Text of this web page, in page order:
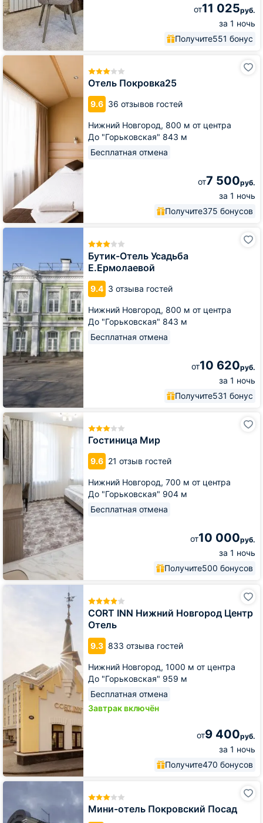
от11 025руб.
за 1 ночь
Получите551 бонус
Отель Покровка25
9.6 36 отзывов гостей
Нижний Новгород, 800 м от центра
До "Горьковская" 843 м
Бесплатная отмена
от7 500руб.
за 1 ночь
Получите375 бонусов
Отель
Покровка25
Бутик-Отель Усадьба
Е.Ермолаевой
9.4 3 отзыва гостей
Нижний Новгород, 800 м от центра
До "Горьковская" 843 м
Бесплатная отмена
от10 620руб.
за 1 ночь
Получите531 бонус
Бутик-
Е.Ермолаевой
Гостиница Мир
9.6 21 отзыв гостей
Нижний Новгород, 700 м от центра
До "Горьковская" 904 м
Бесплатная отмена
от10 000руб.
за 1 ночь
Получите500 бонусов
Гостиница
Мир
СORT INN Нижний Новгород Центр
Отель
9.3 833 отзыва гостей
Нижний Новгород, 1000 м от центра
До "Горьковская" 959 м
Бесплатная отмена
Завтрак включён
от9 400руб.
за 1 ночь
Получите470 бонусов
Мини-отель Покровский Посад
Мини-
Покровский
Посад